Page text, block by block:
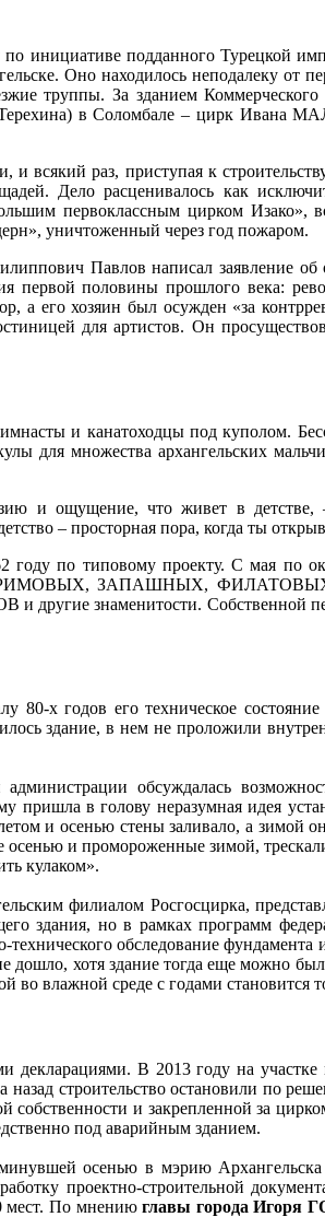
инициативе подданного Турецкой
Оно находилось неподалеку от
труппы. За зданием
в Соломбале – цирк Ивана
всякий раз, приступая к
Дело расценивалось как
первоклассным цирком
уничтоженный через год пожаром.
Павлов написал заявление
первой половины прошлого века:
а его хозяин был осужден «за
для артистов. Он
и канатоходцы под куполом.
для множества архангельских
и ощущение, что живет в детстве,
– просторная пора, когда ты
году по типовому проекту. С мая по
ЗАПАШНЫХ,
знаменитости. Собственной
80-х годов его техническое
здание, в нем не проложили
обсуждалась
в голову неразумная идея
и осенью стены заливало, а зимой
осенью и промороженные зимой,
кулаком».
филиалом Росгосцирка,
здания, но в рамках программ
обследование
дошло, хотя здание тогда еще можно
влажной среде с годами становится
декларациями. В 2013 году на
строительство остановили по
собственности и закрепленной за
под аварийным зданием.
осенью в мэрию Архангельска
проектно-строительной
мест. По мнениюглавы города Игоря